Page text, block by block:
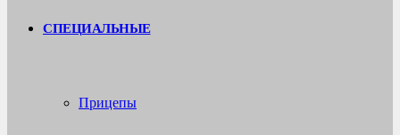
СПЕЦИАЛЬНЫЕ
Прицепы